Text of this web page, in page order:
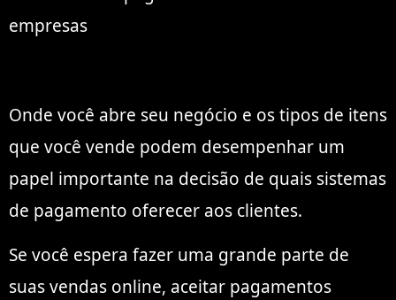
Onde você abre seu negócio e os tipos de itens
que você vende podem desempenhar um
papel importante na decisão de quais sistemas
de pagamento oferecer aos clientes.
Se você espera fazer uma grande parte de
suas vendas online, aceitar pagamentos